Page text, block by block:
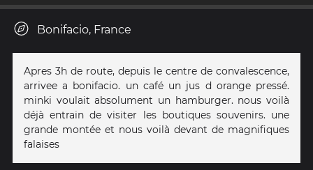
Bonifacio, France
Apres 3h de route, depuis le centre de convalescence,
arrivee a bonifacio. un café un jus d orange pressé.
minki voulait absolument un hamburger. nous voilà
déjà entrain de visiter les boutiques souvenirs. une
grande montée et nous voilà devant de magnifiques
falaises